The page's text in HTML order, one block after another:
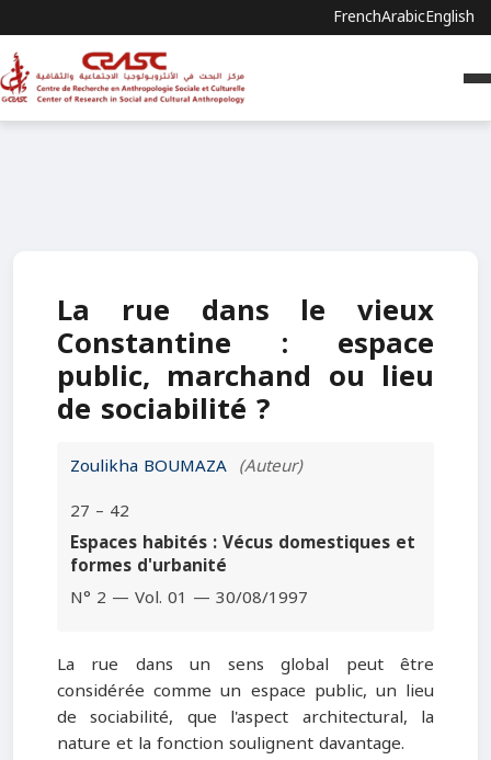
FrenchArabicEnglish
La rue dans le vieux
Constantine : espace
public, marchand ou lieu
de sociabilité ?
Zoulikha BOUMAZA (Auteur)
27 – 42
Espaces habités : Vécus domestiques et
formes d'urbanité
N° 2 — Vol. 01 — 30/08/1997
La rue dans un sens global peut être
considérée comme un espace public, un lieu
de sociabilité, que l'aspect architectural, la
nature et la fonction soulignent davantage.